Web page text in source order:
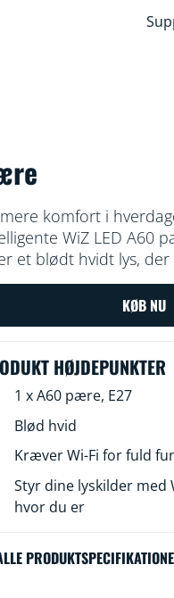
komfort i
WiZ LED A60
et blødt hvidt lys,
lysniveau via
Du kan
der
lamperne via
med din stemme,
WiZ lyskilder
eksisterende Wi-Fi-
for ekstra udstyr.
KØB NU
HØJDEPUNKTER
1 x A60 pære, E27
Blød hvid
Kræver Wi-Fi for fuld
Styr dine lyskilder med
hvor du er